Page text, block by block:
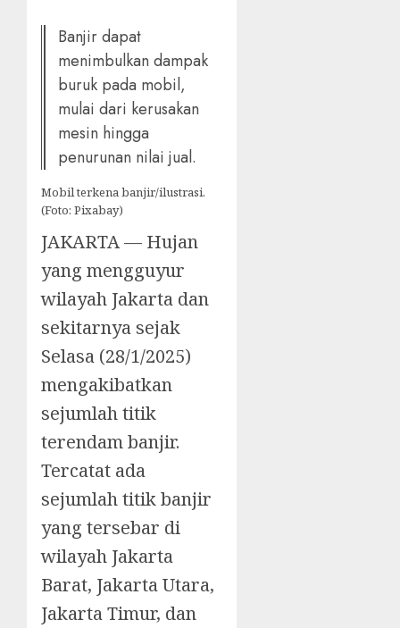
Banjir dapat
menimbulkan dampak
buruk pada mobil,
mulai dari kerusakan
mesin hingga
penurunan nilai jual.
Mobil terkena banjir/ilustrasi.
(Foto: Pixabay)
JAKARTA — Hujan
yang mengguyur
wilayah Jakarta dan
sekitarnya sejak
Selasa (28/1/2025)
mengakibatkan
sejumlah titik
terendam banjir.
Tercatat ada
sejumlah titik banjir
yang tersebar di
wilayah Jakarta
Barat, Jakarta Utara,
Jakarta Timur, dan